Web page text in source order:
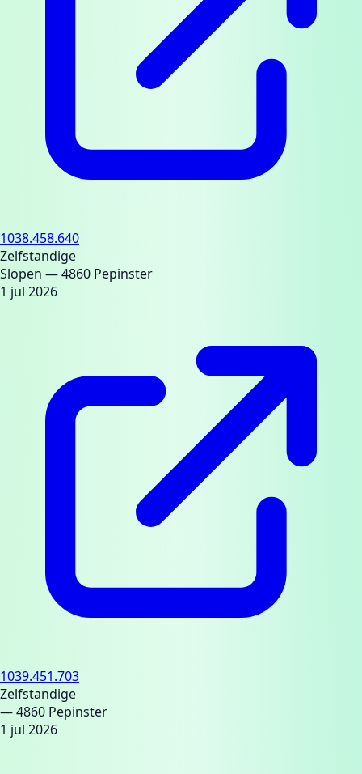
1038.458.640
Zelfstandige
Slopen — 4860 Pepinster
1 jul 2026
1039.451.703
Zelfstandige
— 4860 Pepinster
1 jul 2026